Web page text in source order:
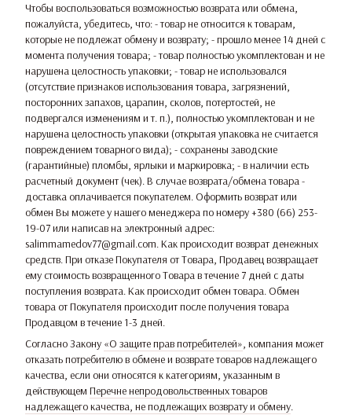
Чтобы воспользоваться возможностью возврата или обмена,
пожалуйста, убедитесь, что: - товар не относится к товарам,
которые не подлежат обмену и возврату; - прошло менее 14 дней с
момента получения товара; - товар полностью укомплектован и не
нарушена целостность упаковки; - товар не использовался
(отсутствие признаков использования товара, загрязнений,
посторонних запахов, царапин, сколов, потертостей, не
подвергался изменениям и т. п.), полностью укомплектован и не
нарушена целостность упаковки (открытая упаковка не считается
повреждением товарного вида); - сохранены заводские
(гарантийные) пломбы, ярлыки и маркировка; - в наличии есть
расчетный документ (чек). В случае возврата/обмена товара -
доставка оплачивается покупателем. Оформить возврат или
обмен Вы можете у нашего менеджера по номеру +380 (66) 253-
19-07 или написав на электронный адрес:
salimmamedov77@gmail.com. Как происходит возврат денежных
средств. При отказе Покупателя от Товара, Продавец возвращает
ему стоимость возвращенного Товара в течение 7 дней с даты
поступления возврата. Как происходит обмен товара. Обмен
товара от Покупателя происходит после получения товара
Продавцом в течение 1-3 дней.
Согласно Закону «О защите прав потребителей», компания может
отказать потребителю в обмене и возврате товаров надлежащего
качества, если они относятся к категориям, указанным в
действующем Перечне непродовольственных товаров
надлежащего качества, не подлежащих возврату и обмену.